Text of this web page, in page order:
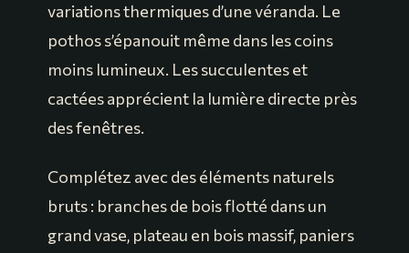
variations thermiques d’une véranda. Le
pothos s’épanouit même dans les coins
moins lumineux. Les succulentes et
cactées apprécient la lumière directe près
des fenêtres.
Complétez avec des éléments naturels
bruts : branches de bois flotté dans un
grand vase, plateau en bois massif, paniers